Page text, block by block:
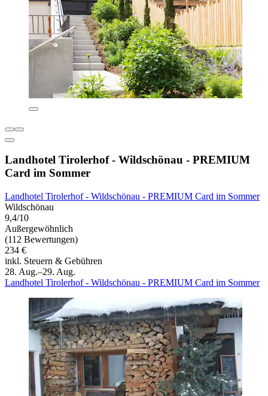
Landhotel Tirolerhof - Wildschönau - PREMIUM
Card im Sommer
Landhotel Tirolerhof - Wildschönau - PREMIUM Card im Sommer
Wildschönau
9,4/10
Außergewöhnlich
(112 Bewertungen)
234 €
inkl. Steuern & Gebühren
28. Aug.–29. Aug.
Landhotel Tirolerhof - Wildschönau - PREMIUM Card im Sommer